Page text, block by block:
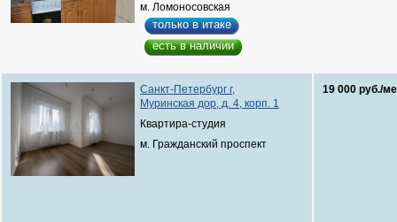
м. Ломоносовская
только в итаке
есть в наличии
Санкт-Петербург г,
Муринская дор, д. 4, корп. 1
Квартира-студия
м. Гражданский проспект
19 000 руб./